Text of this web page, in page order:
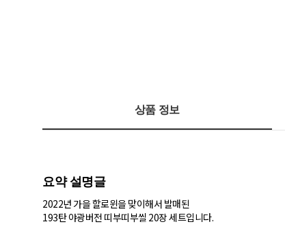
상품 정보
요약 설명글
2022년 가을 할로윈을 맞이해서 발매된
193탄 야광버전 띠부띠부씰 20장 세트입니다.